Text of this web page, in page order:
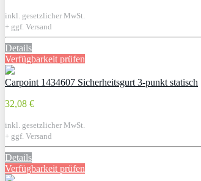
inkl. gesetzlicher MwSt.
+ ggf. Versand
Details
Verfügbarkeit prüfen
Carpoint 1434607 Sicherheitsgurt 3-punkt statisch
32,08 €
inkl. gesetzlicher MwSt.
+ ggf. Versand
Details
Verfügbarkeit prüfen